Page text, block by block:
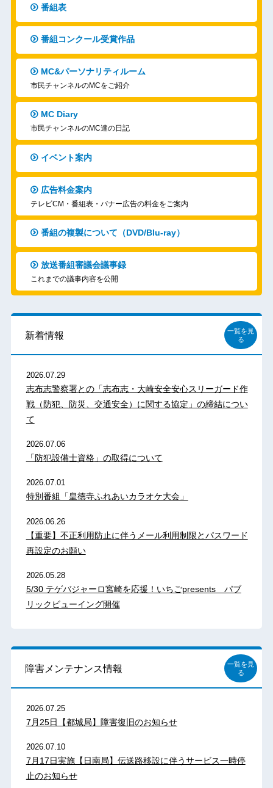
番組表
番組コンクール受賞作品
MC&パーソナリティルーム
市民チャンネルのMCをご紹介
MC Diary
市民チャンネルのMC達の日記
イベント案内
広告料金案内
テレビCM・番組表・バナー広告の料金をご案内
番組の複製について（DVD/Blu-ray）
放送番組審議会議事録
これまでの議事内容を公開
新着情報
一覧を見
る
2026.07.29
志布志警察署との「志布志・大崎安全安心スリーガード作
戦（防犯、防災、交通安全）に関する協定」の締結につい
て
2026.07.06
「防犯設備士資格」の取得について
2026.07.01
特別番組「皇徳寺ふれあいカラオケ大会」
2026.06.26
【重要】不正利用防止に伴うメール利用制限とパスワード
再設定のお願い
2026.05.28
5/30 テゲバジャーロ宮崎を応援！いちごpresents パブ
リックビューイング開催
障害メンテナンス情報
一覧を見
る
2026.07.25
7月25日【都城局】障害復旧のお知らせ
2026.07.10
7月17日実施【日南局】伝送路移設に伴うサービス一時停
止のお知らせ